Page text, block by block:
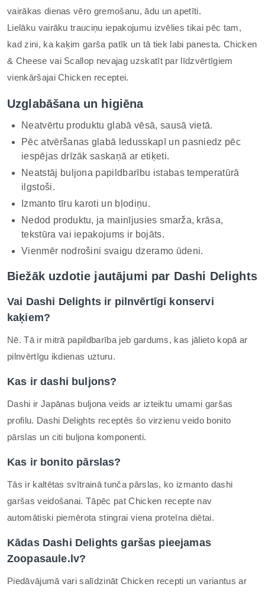
vairākas dienas vēro gremošanu, ādu un apetīti.
Lielāku vairāku trauciņu iepakojumu izvēlies tikai pēc tam,
kad zini, ka kaķim garša patīk un tā tiek labi panesta. Chicken
& Cheese vai Scallop nevajag uzskatīt par līdzvērtīgiem
vienkāršajai Chicken receptei.
Uzglabāšana un higiēna
Neatvērtu produktu glabā vēsā, sausā vietā.
Pēc atvēršanas glabā ledusskapī un pasniedz pēc
iespējas drīzāk saskaņā ar etiķeti.
Neatstāj buljona papildbarību istabas temperatūrā
ilgstoši.
Izmanto tīru karoti un bļodiņu.
Nedod produktu, ja mainījusies smarža, krāsa,
tekstūra vai iepakojums ir bojāts.
Vienmēr nodrošini svaigu dzeramo ūdeni.
Biežāk uzdotie jautājumi par Dashi Delights
Vai Dashi Delights ir pilnvērtīgi konservi
kaķiem?
Nē. Tā ir mitrā papildbarība jeb gardums, kas jālieto kopā ar
pilnvērtīgu ikdienas uzturu.
Kas ir dashi buljons?
Dashi ir Japānas buljona veids ar izteiktu umami garšas
profilu. Dashi Delights receptēs šo virzienu veido bonito
pārslas un citi buljona komponenti.
Kas ir bonito pārslas?
Tās ir kaltētas svītrainā tunča pārslas, ko izmanto dashi
garšas veidošanai. Tāpēc pat Chicken recepte nav
automātiski piemērota stingrai viena proteīna diētai.
Kādas Dashi Delights garšas pieejamas
Zoopasaule.lv?
Piedāvājumā vari salīdzināt Chicken recepti un variantus ar